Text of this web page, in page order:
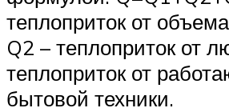
теплоприток от
Q2 – теплоприток от
теплоприток от
бытовой техники.